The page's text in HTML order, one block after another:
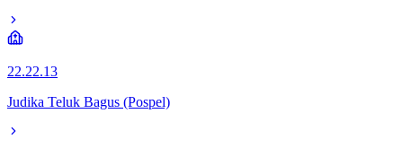
22.22.13
Judika Teluk Bagus (Pospel)